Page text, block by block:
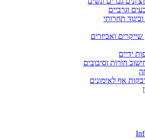
וגרביים
תחרותי
ואביזרים
ידיים
חזרות וסיבובים
אף לאימונים